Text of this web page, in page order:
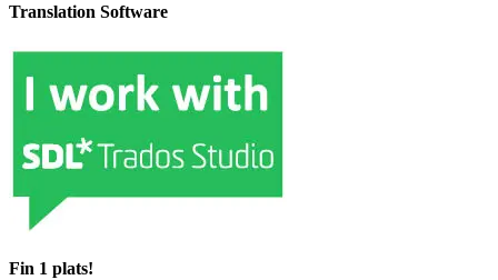
Translation Software
Fin 1 plats!